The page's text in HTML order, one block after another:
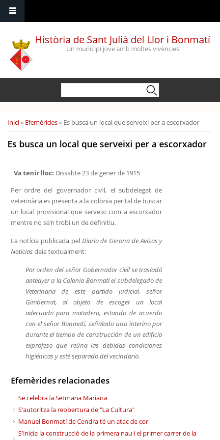
Història de Sant Julià del Llor i Bonmatí
Un municipi jove amb moltes vivències
Esteu aquí
Inici» Efemèrides» Es busca un local que serveixi per a escorxador
Es busca un local que serveixi per a escorxador
Va tenir lloc: Dissabte 23 de gener de 1915
Per ordre del governador civil, el subdelegat de
veterinària es presenta a la colònia per tal de buscar
un local provisional que serveixi com a escorxador
mentre no se’n trobi un de definitiu.
La notícia publicada pel Diario de Gerona de Avisos y
Noticias deia textualment:
Por orden del señor Gobernador civil se trasladó
anteayer a la Colonia Bonmatí el subdelegado de
Veterinaria de este partido judicial, señor
Gimbernat, al objeto de escoger un local
adecuado para matadero, estando de acuerdo
con el señor Bonmatí, señalado uno interino por
durante el tiempo de construcción de un edificio
exprofeso que reúna las debidas condiciones
higiénicas y esté separado del vecindario.
Efemèrides relacionades
Se celebra la Setmana Mariana
S'autoritza la reobertura de "La Cultura"
Manuel Bonmatí de Cendra té un atac de cor
S'inicia la construcció de la primera nau i el primer carrer de la